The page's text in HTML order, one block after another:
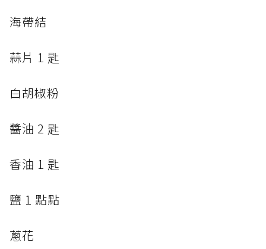
海帶結
蒜片 1 匙
白胡椒粉
醬油 2 匙
香油 1 匙
鹽 1 點點
蔥花